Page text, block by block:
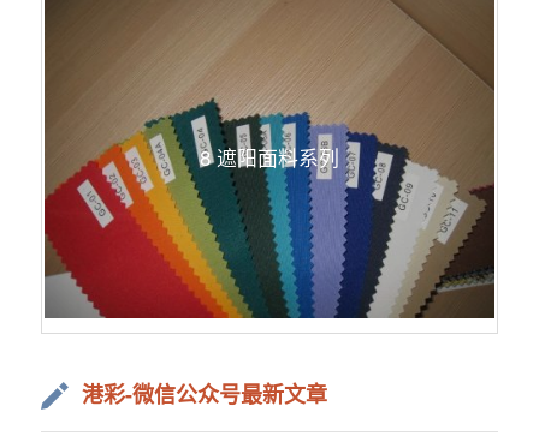
8 遮阳面料系列
港彩-微信公众号最新文章